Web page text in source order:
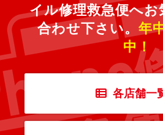
イル修理救急便へお
合わせ下さい。 年
中！
各店舗一